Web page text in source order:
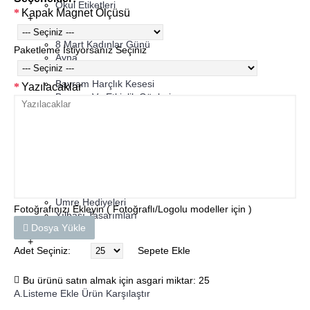
Okul Etiketleri
+
Diğer Ürünler
8 Mart Kadınlar Günü
Ayna
Baskılı Kese
Bayram Harçlık Kesesi
Bayram Ve Etkinlik Günleri
Kırpık (Zikzak) Kağıt
Umre Hediyeleri
Yılbaşı Tasarımları
Zarf
+
Kapak Magnet Ölçüsü
Paketleme İstiyorsanız Seçiniz
Yazılacaklar
Fotoğrafınızı Ekleyin ( Fotoğraflı/Logolu modeller için )
Dosya Yükle
Adet Seçiniz: Sepete Ekle
Bu ürünü satın almak için asgari miktar: 25
A.Listeme Ekle Ürün Karşılaştır